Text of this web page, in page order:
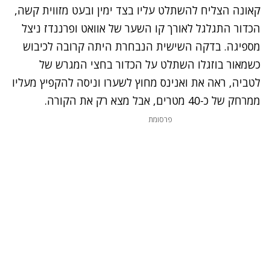
קאונה הצליח להשתלט עליו בצד ימין ובעט מזווית קשה,
הכדור התגלגל לאורך קו השער של אוואט ופרננדז ניצל
מספיגה. בדקה השישית הנבחרת היתה קרובה לכיבוש
כשמאור בוזגלו השתלט על הכדור בחצי המגרש של
לטביה, ראה את ואנינס מחוץ לשערו וניסה להקפיץ מעליו
ממרחק של כ-40 מטרים, אבל מצא רק את הקורה.
פרסומת